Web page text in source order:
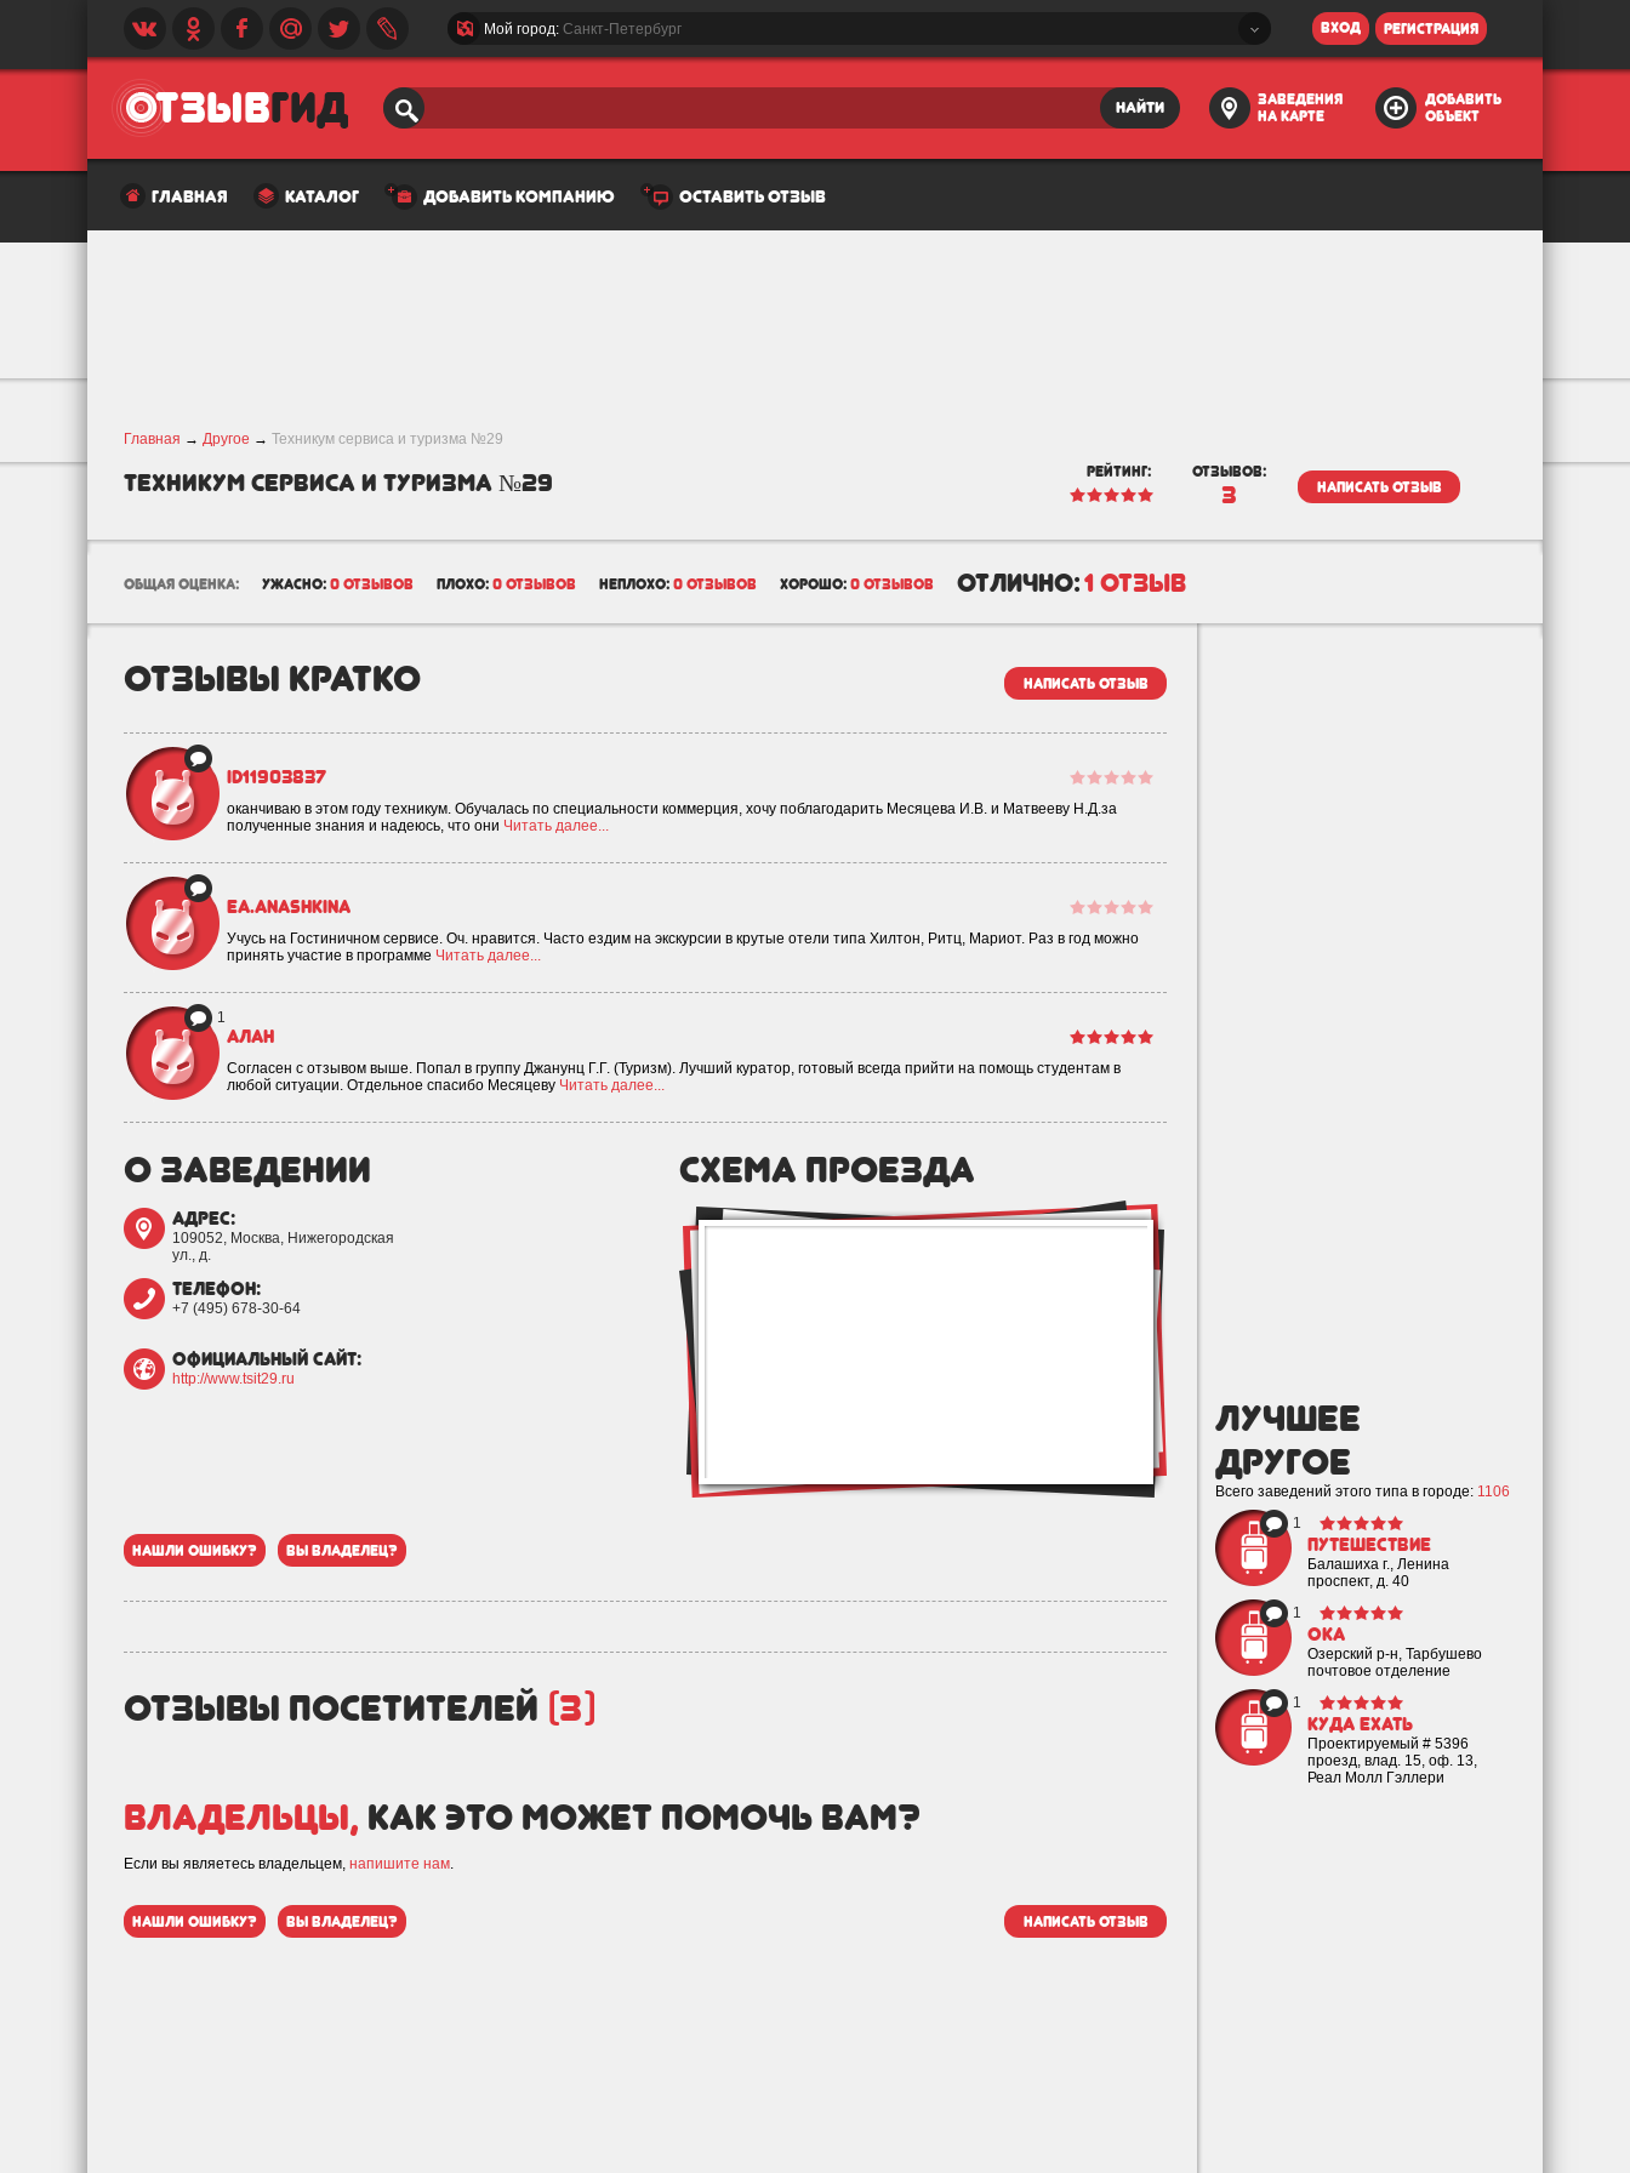
Мой город: Санкт-Петербург вход регистрация
найти
заведения
на карте
добавить
объект
главная каталог добавить компанию оставить отзыв
Главная → Другое → Техникум сервиса и туризма №29
Техникум сервиса и туризма №29 рейтинг: отзывов:
3 написать отзыв
общая оценка: ужасно: 0 отзывов плохо: 0 отзывов неплохо: 0 отзывов хорошо: 0 отзывов отлично:1 отзыв
лучшее
Другое
Всего заведений этого типа в городе: 1106
1
Путешествие
Балашиха г., Ленина
проспект, д. 40
1
Ока
Озерский р-н, Тарбушево
почтовое отделение
1
Куда ехать
Проектируемый # 5396
проезд, влад. 15, оф. 13,
Реал Молл Гэллери
отзывы кратко написать отзыв
id11903837
оканчиваю в этом году техникум. Обучалась по специальности коммерция, хочу поблагодарить Месяцева И.В. и Матвееву Н.Д.за
полученные знания и надеюсь, что они Читать далее...
ea.anashkina
Учусь на Гостиничном сервисе. Оч. нравится. Часто ездим на экскурсии в крутые отели типа Хилтон, Ритц, Мариот. Раз в год можно
принять участие в программе Читать далее...
1
Алан
Согласен с отзывом выше. Попал в группу Джанунц Г.Г. (Туризм). Лучший куратор, готовый всегда прийти на помощь студентам в
любой ситуации. Отдельное спасибо Месяцеву Читать далее...
о заведении
адрес:
109052, Москва, Нижегородская
ул., д.
телефон:
+7 (495) 678-30-64
официальный сайт:
http://www.tsit29.ru
схема проезда
нашли ошибку? вы владелец?
отзывы посетителей (3)
Владельцы, как это может помочь вам?
Если вы являетесь владельцем, напишите нам.
нашли ошибку? вы владелец? написать отзыв